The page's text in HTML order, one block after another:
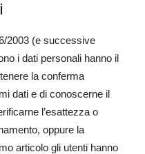
2003 (e successive
i dati personali hanno il
la conferma
dati e di conoscerne il
l’esattezza o
oppure la
articolo gli utenti hanno